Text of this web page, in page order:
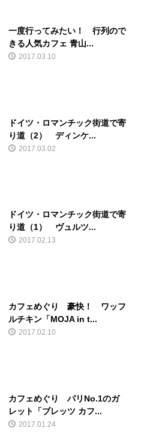
一度行ってみたい！ 行列ので
きる人気カフェ 青山...
2017.03.10
ドイツ・ロマンチック街道で寄
り道（2） ディンケ...
2017.03.02
ドイツ・ロマンチック街道で寄
り道（1） ヴュルツ...
2017.02.13
カフェめぐり 豪快！ ワッフ
ルチキン「MOJA in t...
2017.02.10
カフェめぐり パリNo.1のガ
レット「ブレッツ カフ...
2017.01.24